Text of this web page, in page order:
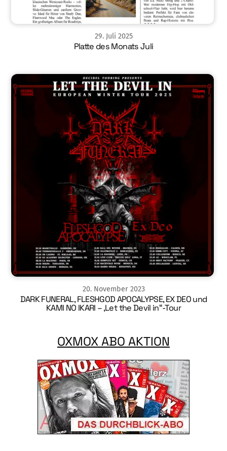
29. Juli 2025
Platte des Monats Juli
20. November 2023
DARK FUNERAL, FLESHGOD APOCALYPSE, EX DEO und
KAMI NO IKARI – ‚Let the Devil in“-Tour
OXMOX ABO AKTION